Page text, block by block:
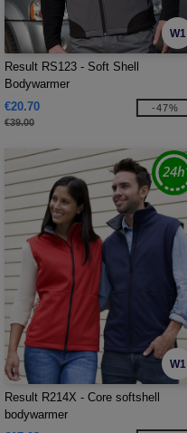
W1
Result RS123 - Soft Shell
Bodywarmer
€20.70
€39.00
-47%
W1
Result R214X - Core softshell
bodywarmer